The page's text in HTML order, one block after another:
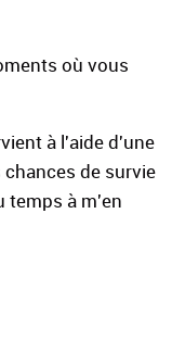
où vous
à l'aide d'une
de survie
temps à m'en